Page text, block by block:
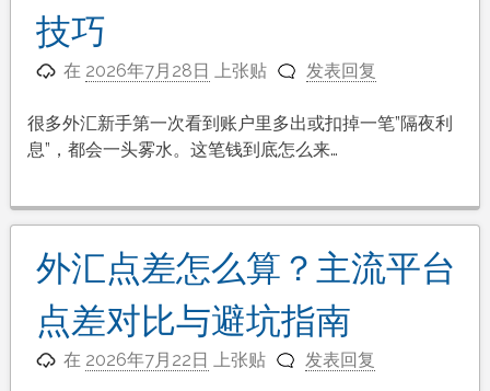
技巧
在 2026年7月28日 上张贴 发表回复
很多外汇新手第一次看到账户里多出或扣掉一笔”隔夜利
息”，都会一头雾水。这笔钱到底怎么来…
外汇点差怎么算？主流平台
点差对比与避坑指南
在 2026年7月22日 上张贴 发表回复